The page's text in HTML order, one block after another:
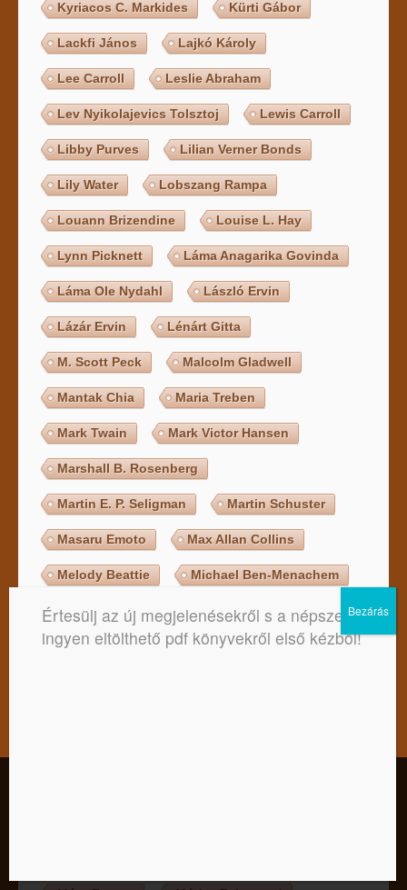
Kyriacos C. Markides Kürti Gábor
Lackfi János Lajkó Károly
Lee Carroll Leslie Abraham
Lev Nyikolajevics Tolsztoj Lewis Carroll
Libby Purves Lilian Verner Bonds
Lily Water Lobszang Rampa
Louann Brizendine Louise L. Hay
Lynn Picknett Láma Anagarika Govinda
Láma Ole Nydahl László Ervin
Lázár Ervin Lénárt Gitta
M. Scott Peck Malcolm Gladwell
Mantak Chia Maria Treben
Mark Twain Mark Victor Hansen
Marshall B. Rosenberg
Martin E. P. Seligman Martin Schuster
Masaru Emoto Max Allan Collins
Melody Beattie Michael Ben-Menachem
Michio Kaku Michio Kushi
Miguel de Cervantes Saavedra
Értesülj az új megjelenésekről s a népszerű,
ingyen eltölthető pdf könyvekről első kézből!